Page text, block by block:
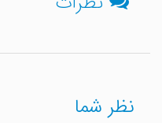
نظر شما